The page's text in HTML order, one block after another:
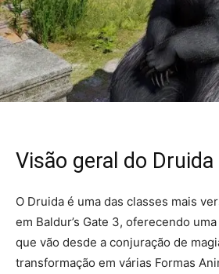
Visão geral do Druida
O Druida é uma das classes mais
em Baldur’s Gate 3, oferecendo
que vão desde a conjuração de
transformação em várias Formas